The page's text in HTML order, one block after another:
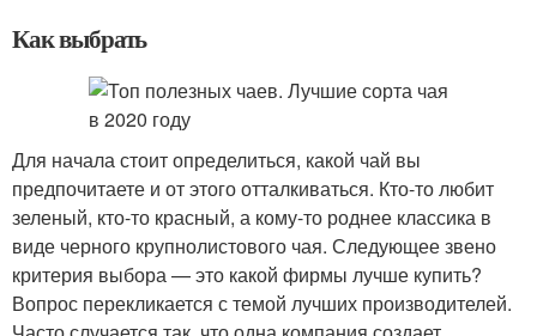
Как выбрать
Для начала стоит определиться, какой чай вы
предпочитаете и от этого отталкиваться. Кто-то любит
зеленый, кто-то красный, а кому-то роднее классика в
виде черного крупнолистового чая. Следующее звено
критерия выбора — это какой фирмы лучше купить?
Вопрос перекликается с темой лучших производителей.